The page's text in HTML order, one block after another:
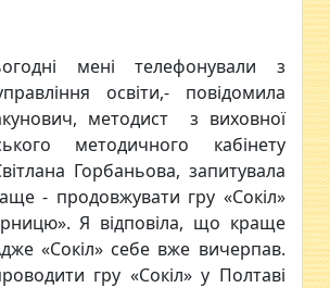
мені телефонували з
освіти,- повідомила
методист з виховної
методичного кабінету
Горбаньова, запитувала
- продовжувати гру «Сокіл»
Я відповіла, що краще
«Сокіл» себе вже вичерпав.
гру «Сокіл» у Полтаві